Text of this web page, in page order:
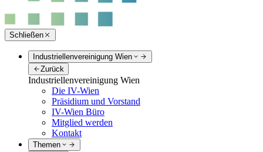
Schließen
Industriellenvereinigung Wien
Zurück
Industriellenvereinigung Wien
Die IV-Wien
Präsidium und Vorstand
IV-Wien Büro
Mitglied werden
Kontakt
Themen